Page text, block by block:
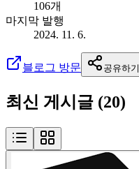
106개
마지막 발행
2024. 11. 6.
블로그 방문 공유하기
최신 게시글 (20)